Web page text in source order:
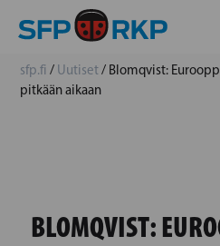
sfp.fi / Uutiset/ Blomqvist:
pitkään aikaan
BLOMQVIST: